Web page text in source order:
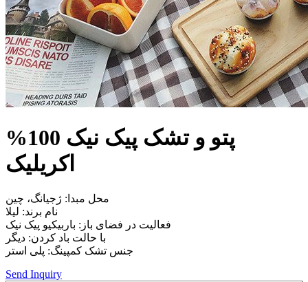
پتو و تشک پیک نیک 100%
اکریلیک
محل مبدا: ژجیانگ، چین
نام برند: لیلا
فعالیت در فضای باز: باربیکیو پیک نیک
با حالت باد کردن: دیگر
جنس تشک کمپینگ: پلی استر
Send Inquiry